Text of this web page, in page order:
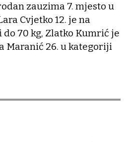
zauzima 7. mjesto u
Cvjetko 12. je na
70 kg, Zlatko Kumrić je
Maranić 26. u kategoriji